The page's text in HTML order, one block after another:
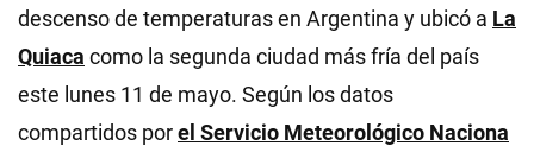
descenso de temperaturas en Argentina y ubicó a La
Quiaca como la segunda ciudad más fría del país
este lunes 11 de mayo. Según los datos
compartidos porel Servicio Meteorológico Naciona